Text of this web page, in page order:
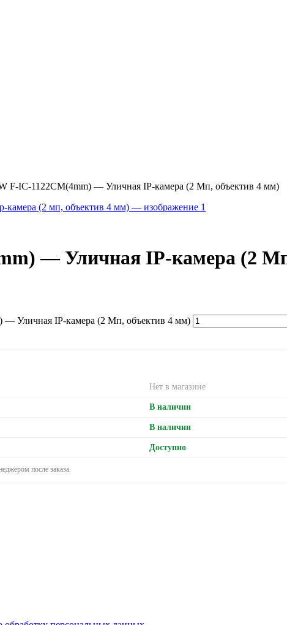
F-IC-1122CM(4mm) — Уличная IP-камера (2 Мп, объектив 4 мм)
— Уличная IP-камера (2
— Уличная IP-камера (2 Мп, объектив 4 мм)
Нет в магазине
В наличии
В наличии
Доступно
после заказа.